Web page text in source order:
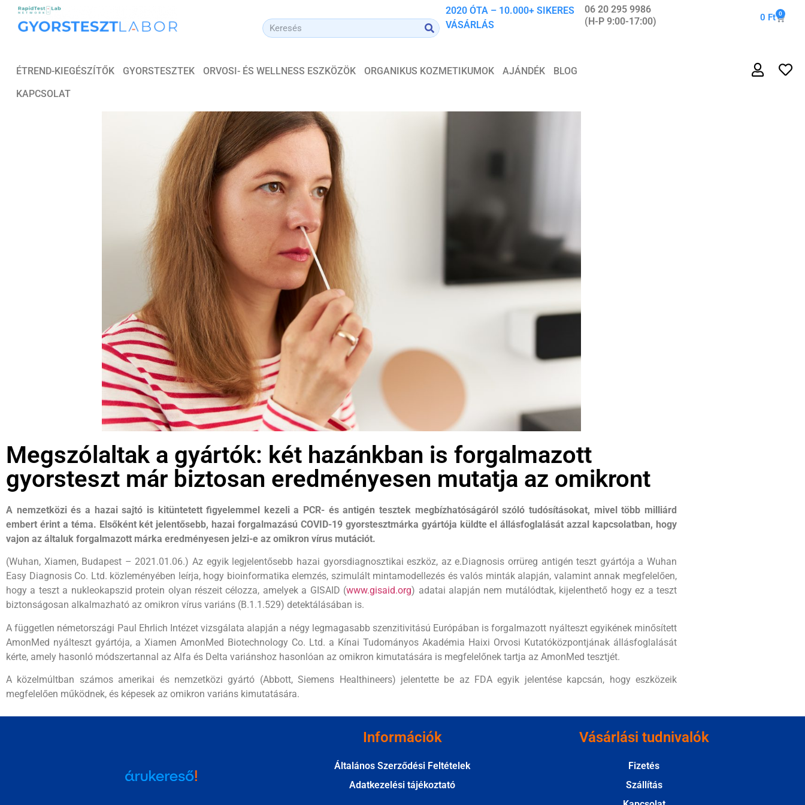
2020 ÓTA – 10.000+ SIKERES
VÁSÁRLÁS
06 20 295 9986
(H-P 9:00-17:00)
0 Ft 0
ÉTREND-KIEGÉSZÍTŐK GYORSTESZTEK ORVOSI- ÉS WELLNESS ESZKÖZÖK ORGANIKUS KOZMETIKUMOK AJÁNDÉK
BLOG
KAPCSOLAT
Megszólaltak a gyártók: két hazánkban is forgalmazott
gyorsteszt már biztosan eredményesen mutatja az omikront
A nemzetközi és a hazai sajtó is kitüntetett figyelemmel kezeli a PCR- és antigén tesztek megbízhatóságáról szóló tudósításokat, mivel több milliárd
embert érint a téma. Elsőként két jelentősebb, hazai forgalmazású COVID-19 gyorstesztmárka gyártója küldte el állásfoglalását azzal kapcsolatban, hogy
vajon az általuk forgalmazott márka eredményesen jelzi-e az omikron vírus mutációt.
(Wuhan, Xiamen, Budapest – 2021.01.06.) Az egyik legjelentősebb hazai gyorsdiagnosztikai eszköz, az e.Diagnosis orrüreg antigén teszt gyártója a Wuhan
Easy Diagnosis Co. Ltd. közleményében leírja, hogy bioinformatika elemzés, szimulált mintamodellezés és valós minták alapján, valamint annak megfelelően,
hogy a teszt a nukleokapszid protein olyan részeit célozza, amelyek a GISAID (www.gisaid.org) adatai alapján nem mutálódtak, kijelenthető hogy ez a teszt
biztonságosan alkalmazható az omikron vírus variáns (B.1.1.529) detektálásában is.
A független németországi Paul Ehrlich Intézet vizsgálata alapján a négy legmagasabb szenzitivitású Európában is forgalmazott nyálteszt egyikének minősített
AmonMed nyálteszt gyártója, a Xiamen AmonMed Biotechnology Co. Ltd. a Kínai Tudományos Akadémia Haixi Orvosi Kutatóközpontjának állásfoglalását
kérte, amely hasonló módszertannal az Alfa és Delta variánshoz hasonlóan az omikron kimutatására is megfelelőnek tartja az AmonMed tesztjét.
A közelmúltban számos amerikai és nemzetközi gyártó (Abbott, Siemens Healthineers) jelentette be az FDA egyik jelentése kapcsán, hogy eszközeik
megfelelően működnek, és képesek az omikron variáns kimutatására.
Információk
Általános Szerződési Feltételek
Adatkezelési tájékoztató
Vásárlási tudnivalók
Fizetés
Szállítás